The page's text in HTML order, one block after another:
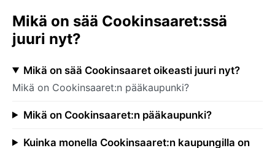
Mikä on sää Cookinsaaret:ssä
juuri nyt?
Mikä on sää Cookinsaaret oikeasti juuri nyt?
Mikä on Cookinsaaret:n pääkaupunki?
Mikä on Cookinsaaret:n pääkaupunki?
Kuinka monella Cookinsaaret:n kaupungilla on